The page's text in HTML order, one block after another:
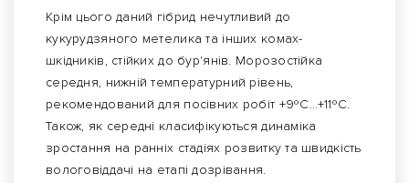
Крім цього даний гібрид нечутливий до
кукурудзяного метелика та інших комах-
шкідників, стійких до бур'янів. Морозостійка
середня, нижній температурний рівень,
рекомендований для посівних робіт +9ºС…+11ºС.
Також, як середні класифікуються динаміка
зростання на ранніх стадіях розвитку та швидкість
вологовіддачі на етапі дозрівання.